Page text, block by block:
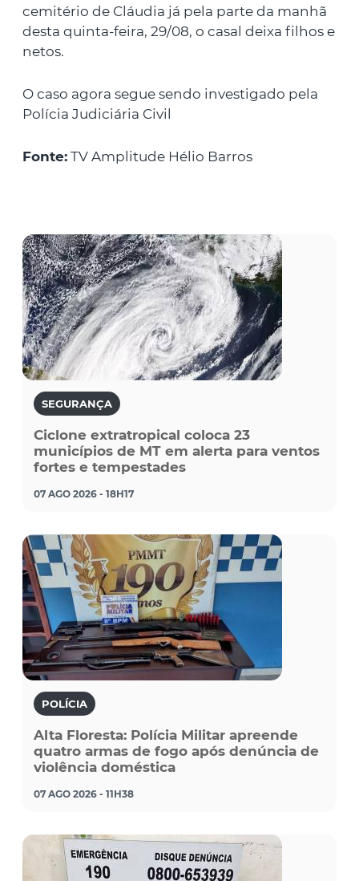
cemitério de Cláudia já pela parte da manhã
desta quinta-feira, 29/08, o casal deixa filhos e
netos.
O caso agora segue sendo investigado pela
Polícia Judiciária Civil
Fonte: TV Amplitude Hélio Barros
SEGURANÇA
Ciclone extratropical coloca 23
municípios de MT em alerta para ventos
fortes e tempestades
07 AGO 2026 - 18H17
POLÍCIA
Alta Floresta: Polícia Militar apreende
quatro armas de fogo após denúncia de
violência doméstica
07 AGO 2026 - 11H38